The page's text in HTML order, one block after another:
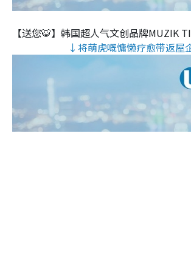
【送您🐯】韩国超人气文创品牌MUZIK
↓将萌虎嘅慵懒疗愈带返屋